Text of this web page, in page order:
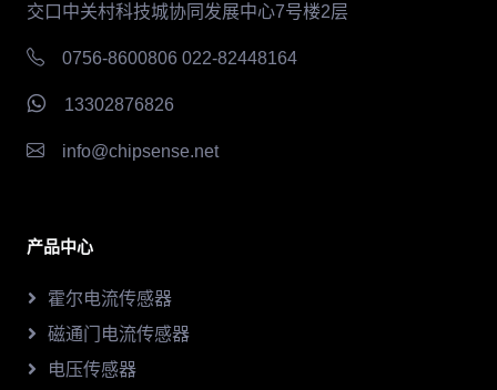
交口中关村科技城协同发展中心7号楼2层
0756-8600806 022-82448164
13302876826
info@chipsense.net
产品中心
霍尔电流传感器
磁通门电流传感器
电压传感器